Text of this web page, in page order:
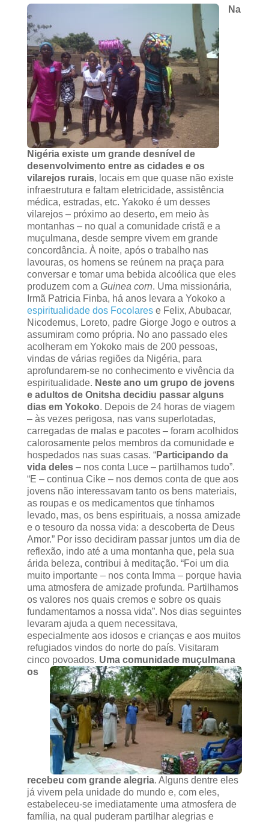
Na
Nigéria existe um grande desnível de
desenvolvimento entre as cidades e os
vilarejos rurais, locais em que quase não existe
infraestrutura e faltam eletricidade, assistência
médica, estradas, etc. Yakoko é um desses
vilarejos – próximo ao deserto, em meio às
montanhas – no qual a comunidade cristã e a
muçulmana, desde sempre vivem em grande
concordância. À noite, após o trabalho nas
lavouras, os homens se reúnem na praça para
conversar e tomar uma bebida alcoólica que eles
produzem com a Guinea corn. Uma missionária,
Irmã Patricia Finba, há anos levara a Yokoko a
espiritualidade dos Focolarese Felix, Abubacar,
Nicodemus, Loreto, padre Giorge Jogo e outros a
assumiram como própria. No ano passado eles
acolheram em Yokoko mais de 200 pessoas,
vindas de várias regiões da Nigéria, para
aprofundarem-se no conhecimento e vivência da
espiritualidade. Neste ano um grupo de jovens
e adultos de Onitsha decidiu passar alguns
dias em Yokoko. Depois de 24 horas de viagem
– às vezes perigosa, nas vans superlotadas,
carregadas de malas e pacotes – foram acolhidos
calorosamente pelos membros da comunidade e
hospedados nas suas casas. “Participando da
vida deles– nos conta Luce – partilhamos tudo”.
“E – continua Cike – nos demos conta de que aos
jovens não interessavam tanto os bens materiais,
as roupas e os medicamentos que tínhamos
levado, mas, os bens espirituais, a nossa amizade
e o tesouro da nossa vida: a descoberta de Deus
Amor.” Por isso decidiram passar juntos um dia de
reflexão, indo até a uma montanha que, pela sua
árida beleza, contribui à meditação. “Foi um dia
muito importante – nos conta Imma – porque havia
uma atmosfera de amizade profunda. Partilhamos
os valores nos quais cremos e sobre os quais
fundamentamos a nossa vida”. Nos dias seguintes
levaram ajuda a quem necessitava,
especialmente aos idosos e crianças e aos muitos
refugiados vindos do norte do país. Visitaram
cinco povoados. Uma comunidade muçulmana
os
recebeu com grande alegria. Alguns dentre eles
já vivem pela unidade do mundo e, com eles,
estabeleceu-se imediatamente uma atmosfera de
família, na qual puderam partilhar alegrias e